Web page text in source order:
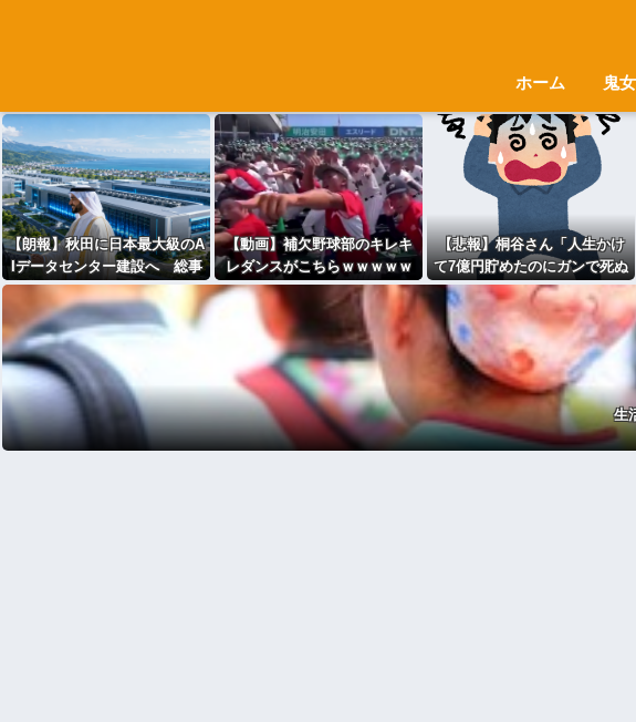
ホーム 鬼
【朗報】秋田に日本最大級のA
Iデータセンター建設へ 総事
業費2兆円、UAEが巨額投資を
協議
【動画】補欠野球部のキレキ
レダンスがこちらｗｗｗｗｗ
ｗｗｗｗｗｗｗｗ
【悲報】桐谷さん「人生かけ
て7億円貯めたのにガンで死ぬ
かも。もっと素直に遊べばよ
かった…」
生